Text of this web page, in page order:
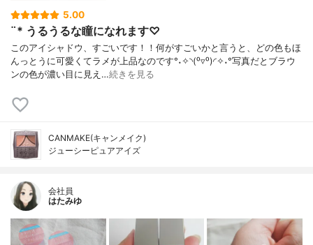
5.00
¨* うるうるな瞳になれます♡
このアイシャドウ、すごいです！！何がすごいかと言うと、どの色もほ
んっとうに可愛くてラメが上品なのです°˖✧◝(⁰▿⁰)◜✧˖°写真だとブラウ
ンの色が濃い目に見え…続きを見る
CANMAKE(キャンメイク)
ジューシーピュアアイズ
会社員
はたみゆ